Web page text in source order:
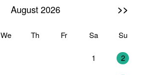
August 2026 >>
We Th Fr Sa Su
1 2